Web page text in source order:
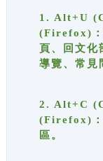
1. Alt+U
(Firefox)：
頁、回文化
導覽、常見
2. Alt+C
(Firefox)：
區。